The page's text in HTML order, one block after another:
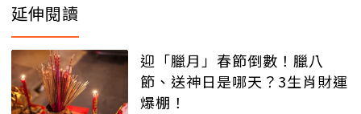
延伸閱讀
迎「臘月」春節倒數！臘八
節、送神日是哪天？3生肖財運
爆棚！